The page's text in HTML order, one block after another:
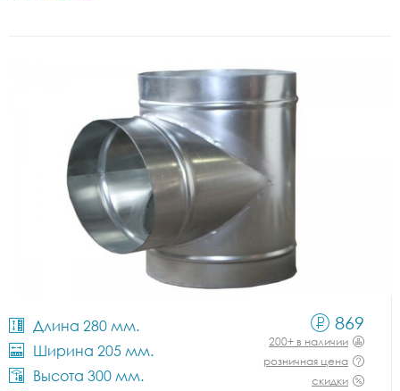
Длина 280 мм.
Ширина 205 мм.
Высота 300 мм.
869
200+ в наличии
розничная цена
скидки